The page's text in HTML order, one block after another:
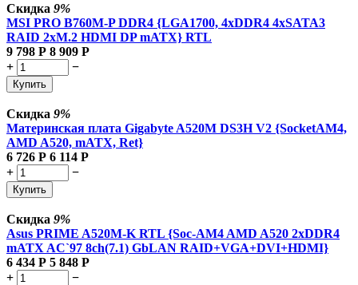
Скидка 9%
MSI PRO B760M-P DDR4 {LGA1700, 4xDDR4 4xSATA3
RAID 2xM.2 HDMI DP mATX} RTL
9 798 Р 8 909 Р
+
−
Купить
Скидка 9%
Материнская плата Gigabyte A520M DS3H V2 {SocketAM4,
AMD A520, mATX, Ret}
6 726 Р 6 114 Р
+
−
Купить
Скидка 9%
Asus PRIME A520M-K RTL {Soc-AM4 AMD A520 2xDDR4
mATX AC`97 8ch(7.1) GbLAN RAID+VGA+DVI+HDMI}
6 434 Р 5 848 Р
+
−